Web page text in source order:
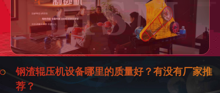
钢渣辊压机设备哪里的质量好？有没有厂家推
荐？